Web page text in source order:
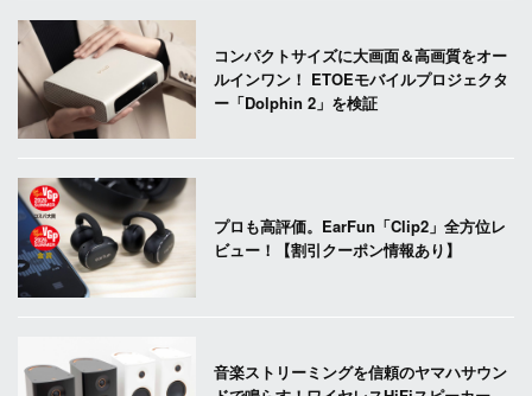
コンパクトサイズに大画面＆高画質をオー
ルインワン！ ETOEモバイルプロジェクタ
ー「Dolphin 2」を検証
プロも高評価。EarFun「Clip2」全方位レ
ビュー！【割引クーポン情報あり】
音楽ストリーミングを信頼のヤマハサウン